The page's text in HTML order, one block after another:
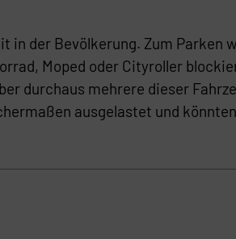
der Bevölkerung. Zum Parken
Moped oder Cityroller
durchaus mehrere dieser
ausgelastet und könnten